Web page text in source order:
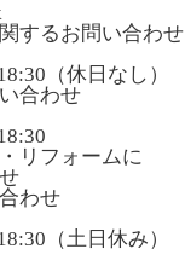
するお問い合わせ
（休日なし）
合わせ
リフォームに
わせ
（土日休み）